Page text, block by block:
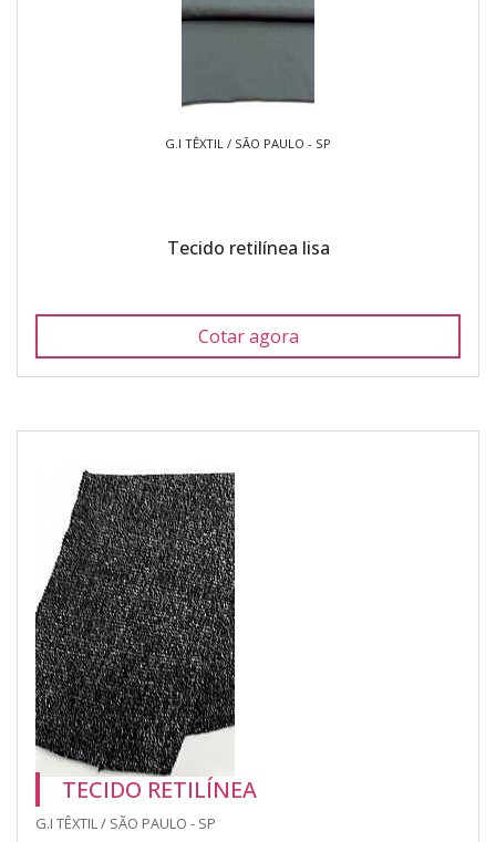
G.I TÊXTIL / SÃO PAULO - SP
Tecido retilínea lisa
Cotar agora
TECIDO RETILÍNEA
G.I TÊXTIL / SÃO PAULO - SP